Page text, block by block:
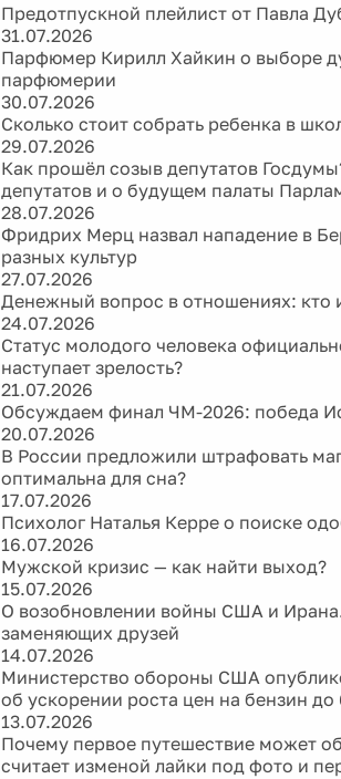
Предотпускной плейлист от Павла
31.07.2026
Парфюмер Кирилл Хайкин о выборе
парфюмерии
30.07.2026
Сколько стоит собрать ребенка в
29.07.2026
Как прошёл созыв депутатов
депутатов и о будущем палаты
28.07.2026
Фридрих Мерц назвал нападение в
разных культур
27.07.2026
Денежный вопрос в отношениях: кто
24.07.2026
Статус молодого человека
наступает зрелость?
21.07.2026
Обсуждаем финал ЧМ-2026: победа
20.07.2026
В России предложили штрафовать
оптимальна для сна?
17.07.2026
Психолог Наталья Керре о поиске
16.07.2026
Мужской кризис — как найти выход?
15.07.2026
О возобновлении войны США и
заменяющих друзей
14.07.2026
Министерство обороны США
об ускорении роста цен на бензин до
13.07.2026
Почему первое путешествие может
считает изменой лайки под фото и